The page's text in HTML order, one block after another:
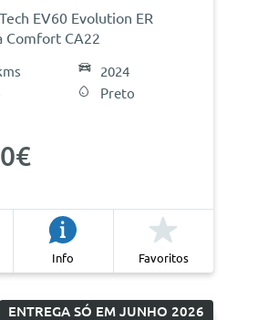
EV60 Evolution ER
Comfort CA22
2024
Preto
Info Favoritos
ENTREGA SÓ EM JUNHO 2026